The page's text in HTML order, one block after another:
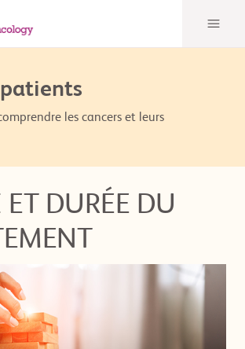
patients
les cancers et leurs
DURÉE DU